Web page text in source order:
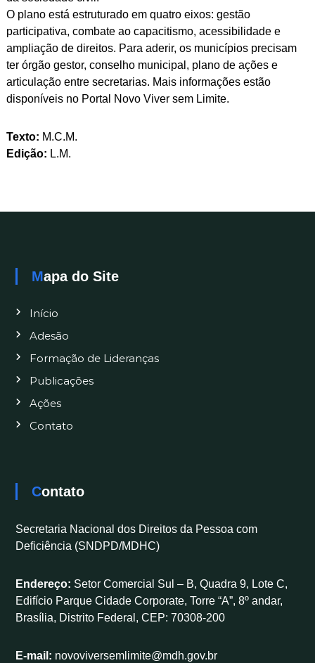
O plano está estruturado em quatro eixos: gestão
participativa, combate ao capacitismo, acessibilidade e
ampliação de direitos. Para aderir, os municípios precisam
ter órgão gestor, conselho municipal, plano de ações e
articulação entre secretarias. Mais informações estão
disponíveis no Portal Novo Viver sem Limite.
Texto: M.C.M.
Edição: L.M.
Mapa do Site
Início
Adesão
Formação de Lideranças
Publicações
Ações
Contato
Contato
Secretaria Nacional dos Direitos da Pessoa com
Deficiência (SNDPD/MDHC)
Endereço: Setor Comercial Sul – B, Quadra 9, Lote C,
Edifício Parque Cidade Corporate, Torre “A”, 8º andar,
Brasília, Distrito Federal, CEP: 70308-200
E-mail: novoviversemlimite@mdh.gov.br